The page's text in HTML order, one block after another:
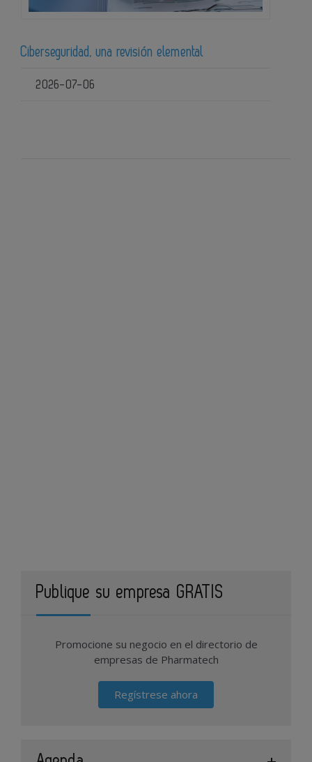
Ciberseguridad, una revisión elemental
2026-07-06
Publique su empresa GRATIS
Promocione su negocio en el directorio de
empresas de Pharmatech
Regístrese ahora